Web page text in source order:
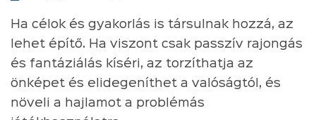
Ha célok és gyakorlás is társulnak hozzá, az
lehet építő. Ha viszont csak passzív rajongás
és fantáziálás kíséri, az torzíthatja az
önképet és elidegeníthet a valóságtól, és
növeli a hajlamot a problémás